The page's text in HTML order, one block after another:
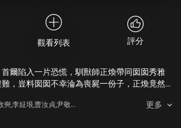
觀看列表 評分
爾陷入一片恐慌，馴獸師正煥帶同囡囡秀雅
，豈料囡囡不幸淪為喪屍一份子，正煥竟然
「癲」才計畫，對喪屍囡囡進行一連串特
奭,李姃垠,曹汝貞,尹敬浩,
更多